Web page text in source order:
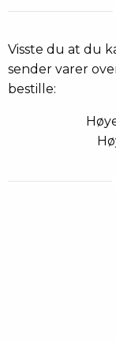
Visste du at du
sender varer
bestille: